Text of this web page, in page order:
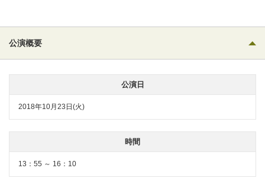
公演概要
公演日
2018年10月23日(火)
時間
13：55 ～ 16：10